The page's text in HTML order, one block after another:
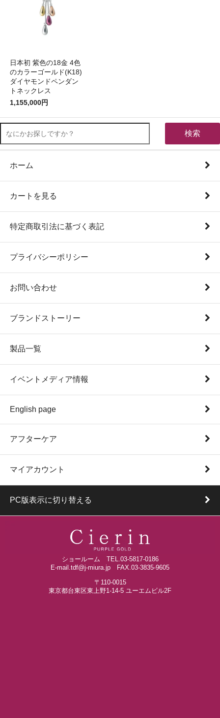
日本初 紫色の18金 4色
のカラーゴールド(K18)
ダイヤモンドペンダン
トネックレス
1,155,000円
検索
ホーム
カートを見る
特定商取引法に基づく表記
プライバシーポリシー
お問い合わせ
ブランドストーリー
製品一覧
イベントメディア情報
English page
アフターケア
マイアカウント
PC版表示に切り替える
ショールーム TEL.03-5817-0186
E-mail.tdf@j-miura.jp FAX.03-3835-9605
〒110-0015
東京都台東区東上野1-14-5 ユーエムビル2F